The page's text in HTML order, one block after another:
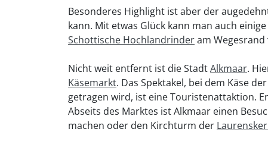
Besonderes Highlight ist aber der
kann. Mit etwas Glück kann man auch
Schottische Hochlandrinderam
Nicht weit entfernt ist die StadtAlkmaar.
Käsemarkt. Das Spektakel, bei dem Käse
getragen wird, ist eine Touristenattaktion.
Abseits des Marktes ist Alkmaar einen
machen oder den Kirchturm der